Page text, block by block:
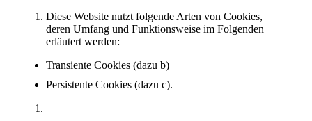
Diese Website nutzt folgende Arten von Cookies,
deren Umfang und Funktionsweise im Folgenden
erläutert werden:
Transiente Cookies (dazu b)
Persistente Cookies (dazu c).